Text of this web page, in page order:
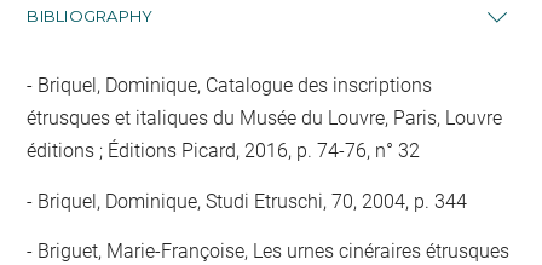
BIBLIOGRAPHY
Briquel, Dominique, Catalogue des inscriptions
étrusques et italiques du Musée du Louvre, Paris, Louvre
éditions ; Éditions Picard, 2016, p. 74-76, n° 32
Briquel, Dominique, Studi Etruschi, 70, 2004, p. 344
Briguet, Marie-Françoise, Les urnes cinéraires étrusques